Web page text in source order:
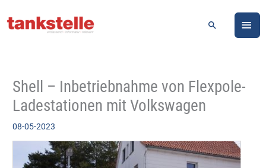
Inhalt
Suchen
Shell – Inbetriebnahme von Flexpole-
Ladestationen mit Volkswagen
08-05-2023